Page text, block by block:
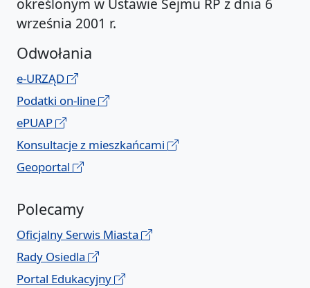
określonym w Ustawie Sejmu RP z dnia 6
września 2001 r.
Odwołania
e-URZĄD
Podatki on-line
ePUAP
Konsultacje z mieszkańcami
Geoportal
Polecamy
Oficjalny Serwis Miasta
Rady Osiedla
Portal Edukacyjny